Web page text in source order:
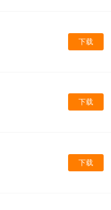
下载
下载
下载